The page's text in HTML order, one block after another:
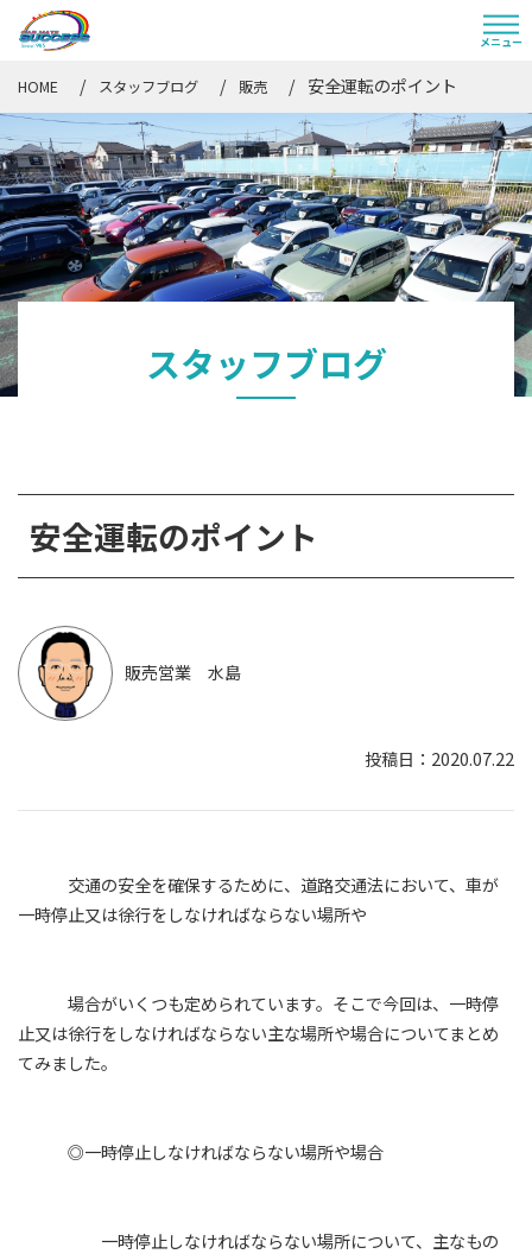
HOME スタッフブログ 販売 安全運転のポイント
スタッフブログ
安全運転のポイント
販売営業 水島
2020.07.22
交通の安全を確保するために、道路交通法において、車が
一時停止又は徐行をしなければならない場所や
場合がいくつも定められています。そこで今回は、一時停
止又は徐行をしなければならない主な場所や場合についてまとめ
てみました。
◎一時停止しなければならない場所や場合
一時停止しなければならない場所について、主なもの